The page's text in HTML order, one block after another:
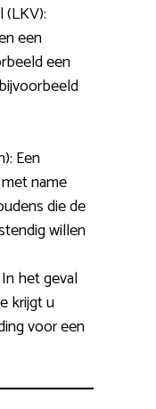
een
een
Een
name
die de
willen
het geval
krijgt u
voor een